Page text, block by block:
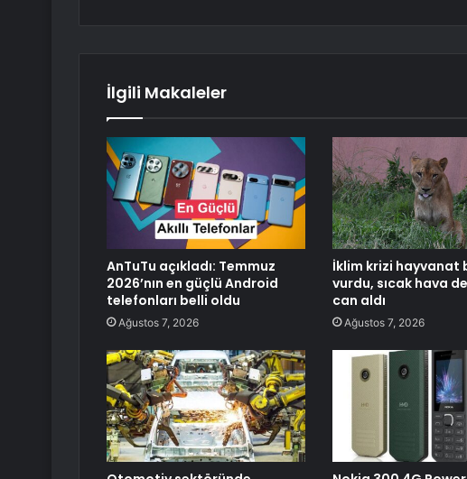
İlgili Makaleler
AnTuTu açıkladı: Temmuz
2026’nın en güçlü Android
telefonları belli oldu
Ağustos 7, 2026
İklim krizi hayvanat
vurdu, sıcak hava
can aldı
Ağustos 7, 2026